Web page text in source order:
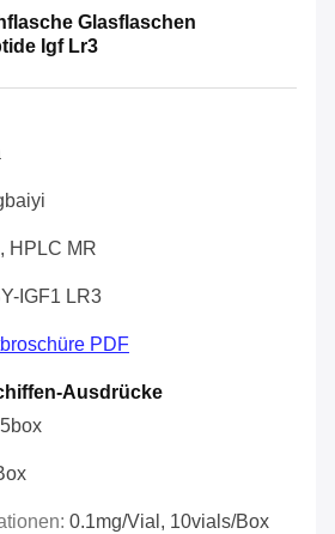
Glasflaschen
Igf Lr3
HPLC MR
IGF1 LR3
PDF
Ausdrücke
5box
0.1mg/vial, 10vials/box